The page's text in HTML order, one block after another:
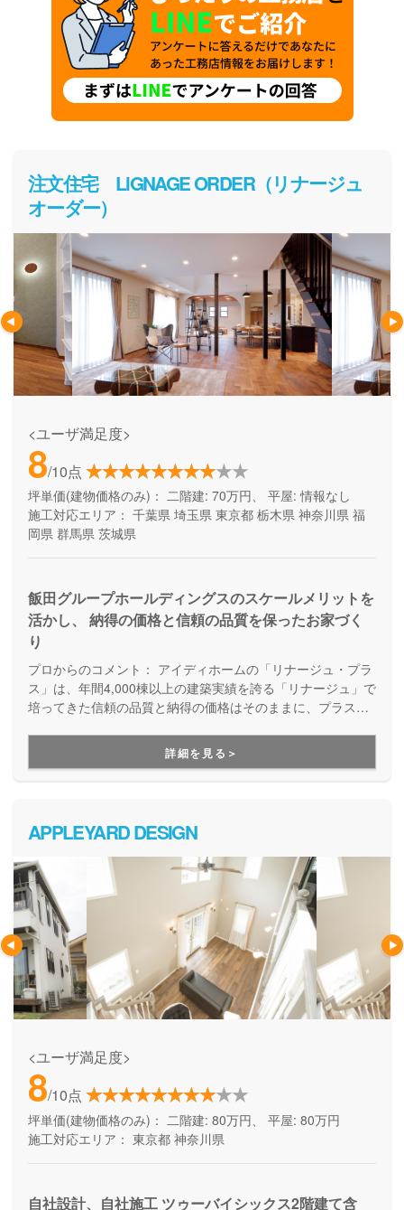
注文住宅 LiGNAGE ORDER（リナージュ
オーダー）
<ユーザ満足度>
8/10点
坪単価(建物価格のみ)： 二階建: 70万円、 平屋: 情報なし
施工対応エリア： 千葉県 埼玉県 東京都 栃木県 神奈川県 福
岡県 群馬県 茨城県
飯田グループホールディングスのスケールメリットを
活かし、 納得の価格と信頼の品質を保ったお家づく
り
プロからのコメント： アイディホームの「リナージュ・プラ
ス」は、年間4,000棟以上の建築実績を誇る「リナージュ」で
培ってきた信頼の品質と納得の価格はそのままに、プラスα
ることで、納得価格で世界にひとつの住まいが完成します。
詳細を見る＞
APPLEYARD DESIGN
<ユーザ満足度>
8/10点
坪単価(建物価格のみ)： 二階建: 80万円、 平屋: 80万円
施工対応エリア： 東京都 神奈川県
自社設計、自社施工 ツゥーバイシックス2階建て含